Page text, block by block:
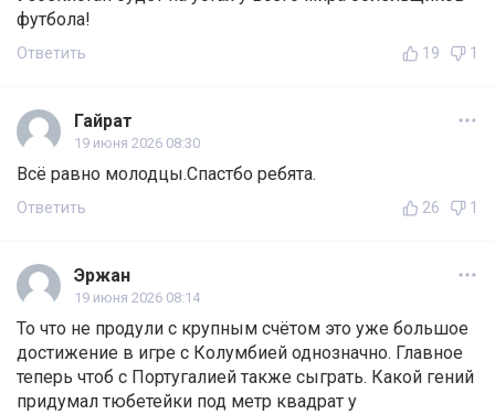
футбола!
Ответить 19 1
Гайрат
19 июня 2026 08:30
Всё равно молодцы.Спастбо ребята.
Ответить 26 1
Эржан
19 июня 2026 08:14
То что не продули с крупным счётом это уже большое
достижение в игре с Колумбией однозначно. Главное
теперь чтоб с Португалией также сыграть. Какой гений
придумал тюбетейки под метр квадрат у